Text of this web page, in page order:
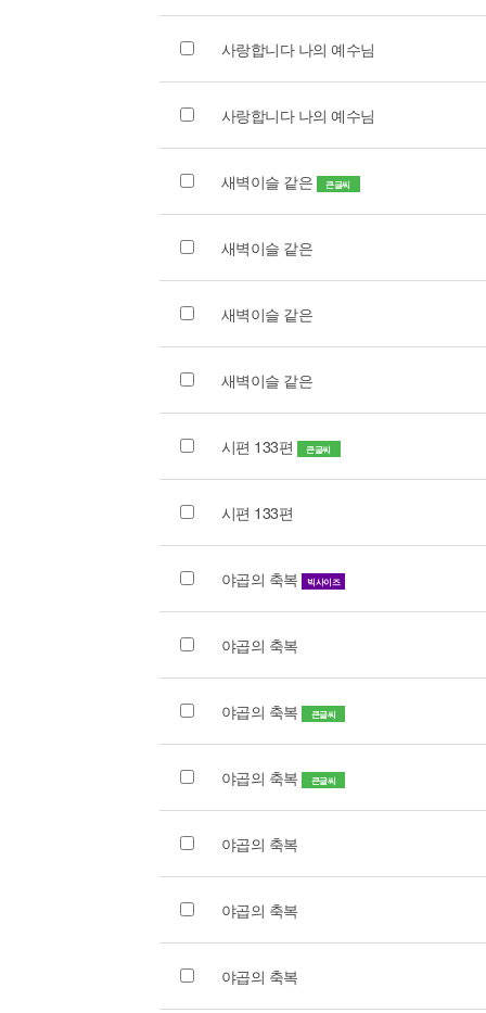
사랑합니다 나의 예수님
사랑합니다 나의 예수님
새벽이슬 같은 큰글씨
새벽이슬 같은
새벽이슬 같은
새벽이슬 같은
시편 133편 큰글씨
시편 133편
야곱의 축복 빅사이즈
야곱의 축복
야곱의 축복 큰글씨
야곱의 축복 큰글씨
야곱의 축복
야곱의 축복
야곱의 축복